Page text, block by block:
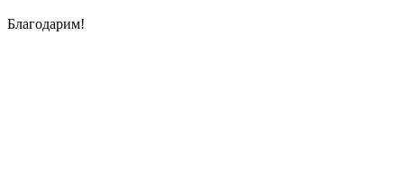
Благодарим!